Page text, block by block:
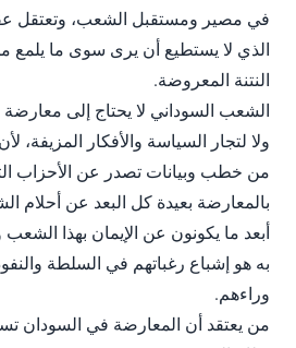
في مصير ومستقبل الشعب، وتعتقل
الذي لا يستطيع أن يرى سوى ما يلمع
النتنة المعروضة.
الشعب السوداني لا يحتاج إلى معارضة
ولا لتجار السياسة والأفكار المزيفة،
من خطب وبيانات تصدر عن الأحزاب
بالمعارضة بعيدة كل البعد عن أحلام
أبعد ما يكونون عن الإيمان بهذا
به هو إشباع رغباتهم في السلطة
وراءهم.
من يعتقد أن المعارضة في السودان